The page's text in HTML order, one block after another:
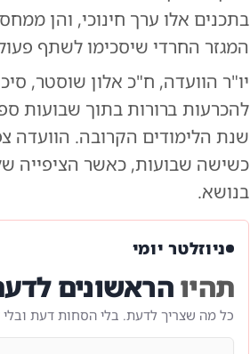
בתכנים אלו ערך חינוכי, והן
המגזר החרדי שיסכימו לשתף
יו"ר הוועדה, ח"כ אלון שוסטר,
להכרעות ברורות בתוך שבועות
שנת הלימודים הקרובה. הוועדה
כשישה שבועות, כאשר הציפייה
בנושא.
ניוזלטר יומי
תהיוהראשונים
כל מה שצריך לדעת. בלי הסחות דעת